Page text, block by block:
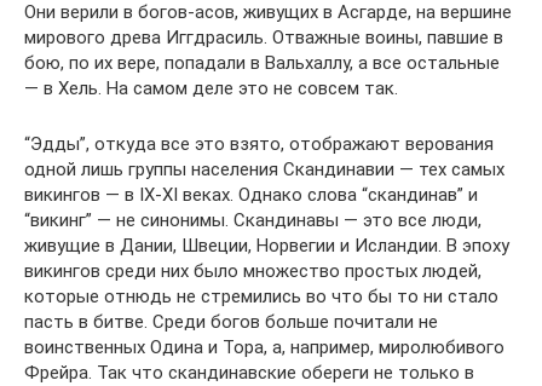
Они верили в богов-асов, живущих в Асгарде, на вершине
мирового древа Иггдрасиль. Отважные воины, павшие в
бою, по их вере, попадали в Вальхаллу, а все остальные
— в Хель. На самом деле это не совсем так.
“Эдды”, откуда все это взято, отображают верования
одной лишь группы населения Скандинавии — тех самых
викингов — в IX-XI веках. Однако слова “скандинав” и
“викинг” — не синонимы. Скандинавы — это все люди,
живущие в Дании, Швеции, Норвегии и Исландии. В эпоху
викингов среди них было множество простых людей,
которые отнюдь не стремились во что бы то ни стало
пасть в битве. Среди богов больше почитали не
воинственных Одина и Тора, а, например, миролюбивого
Фрейра. Так что скандинавские обереги не только в